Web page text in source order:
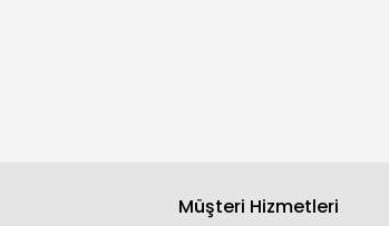
Müşteri Hizmetleri